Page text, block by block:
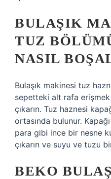
BULAŞIK
TUZ
NASIL
Bulaşık makinesi tuz
sepetteki alt rafa erişmek
çıkarın. Tuz haznesi
ortasında bulunur.
para gibi ince bir nesne
çıkarın ve suyu ve tuzu
BEKO